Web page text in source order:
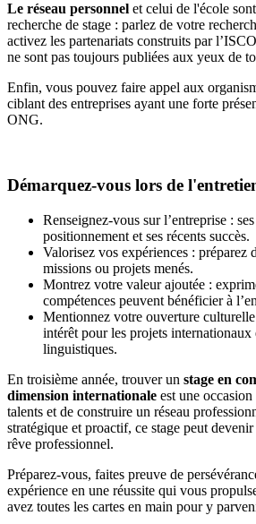
Le réseau personnel et celui de l'école
recherche de stage : parlez de votre
activez les partenariats construits par
ne sont pas toujours publiées aux yeux de
Enfin, vous pouvez faire appel aux
ciblant des entreprises ayant une forte
ONG.
Démarquez-vous lors de
Renseignez-vous sur l’entreprise :
positionnement et ses récents succès.
Valorisez vos expériences : préparez
missions ou projets menés.
Montrez votre valeur ajoutée :
compétences peuvent bénéficier à
Mentionnez votre ouverture
intérêt pour les projets internationaux
linguistiques.
En troisième année, trouver un stage en
dimension internationale est une
talents et de construire un réseau
stratégique et proactif, ce stage peut
rêve professionnel.
Préparez-vous, faites preuve de
expérience en une réussite qui vous
avez toutes les cartes en main pour y